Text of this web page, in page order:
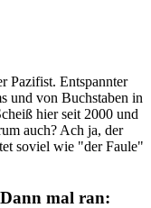
Pazifist. Entspannter
und von Buchstaben in
hier seit 2000 und
auch? Ach ja, der
soviel wie "der Faule"
mal ran: